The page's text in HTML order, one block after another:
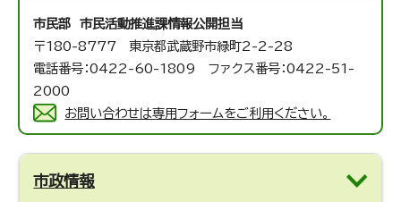
市民部 市民活動推進課情報公開担当
〒180-8777 東京都武蔵野市緑町2-2-28
電話番号：0422-60-1809 ファクス番号：0422-51-
2000
お問い合わせは専用フォームをご利用ください。
市政情報